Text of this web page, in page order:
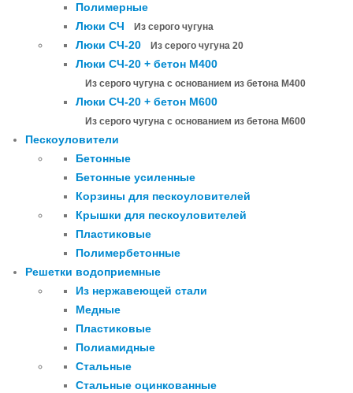
Полимерные
Люки СЧ
Из серого чугуна
Люки СЧ-20 Из серого чугуна 20
Люки СЧ-20 + бетон М400
Из серого чугуна с основанием из бетона М400
Люки СЧ-20 + бетон М600
Из серого чугуна с основанием из бетона М600
Пескоуловители
Бетонные
Бетонные усиленные
Корзины для пескоуловителей
Крышки для пескоуловителей
Пластиковые
Полимербетонные
Решетки водоприемные
Из нержавеющей стали
Медные
Пластиковые
Полиамидные
Стальные
Стальные оцинкованные